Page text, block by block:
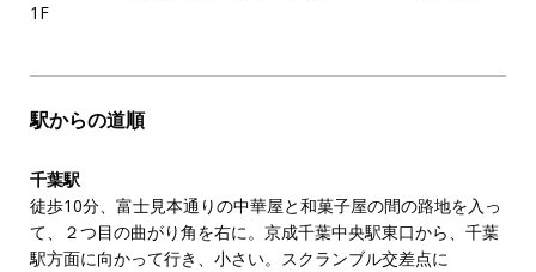
1F
駅からの道順
千葉駅
徒歩10分、富士見本通りの中華屋と和菓子屋の間の路地を入っ
て、２つ目の曲がり角を右に。京成千葉中央駅東口から、千葉
駅方面に向かって行き、小さい。スクランブル交差点に